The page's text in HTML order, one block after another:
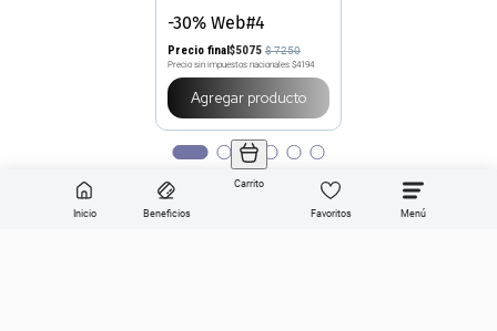
Inicio Beneficios
Carrito
Favoritos
-30% Web#4
Precio final$5075 $7250
Precio sin impuestos nacionales $4194
Agregar producto